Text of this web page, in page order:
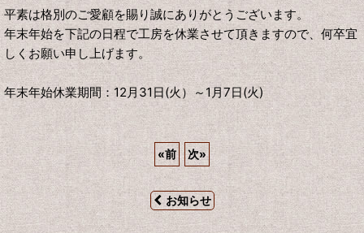
平素は格別のご愛顧を賜り誠にありがとうございます。
年末年始を下記の日程で工房を休業させて頂きますので、何卒宜
しくお願い申し上げます。
年末年始休業期間：12月31日(火）～1月7日(火)
«前 次»
お知らせ